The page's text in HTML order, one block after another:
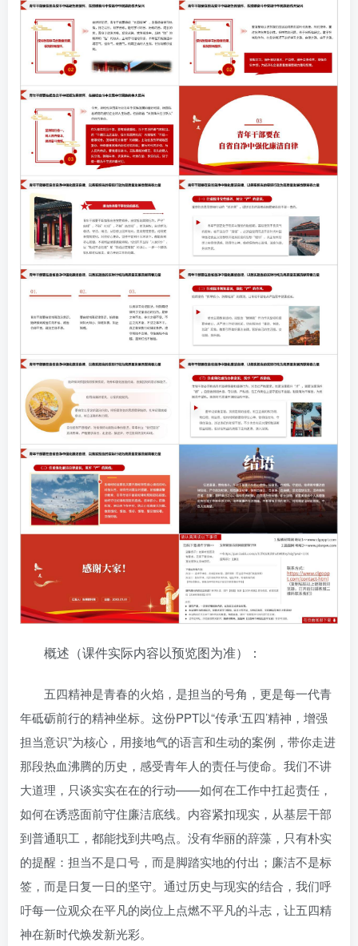
概述（课件实际内容以预览图为准）：
五四精神是青春的火焰，是担当的号角，更是每一代青
年砥砺前行的精神坐标。这份PPT以“传承‘五四’精神，增强
担当意识”为核心，用接地气的语言和生动的案例，带你走进
那段热血沸腾的历史，感受青年人的责任与使命。我们不讲
大道理，只谈实实在在的行动——如何在工作中扛起责任，
如何在诱惑面前守住廉洁底线。内容紧扣现实，从基层干部
到普通职工，都能找到共鸣点。没有华丽的辞藻，只有朴实
的提醒：担当不是口号，而是脚踏实地的付出；廉洁不是标
签，而是日复一日的坚守。通过历史与现实的结合，我们呼
吁每一位观众在平凡的岗位上点燃不平凡的斗志，让五四精
神在新时代焕发新光彩。